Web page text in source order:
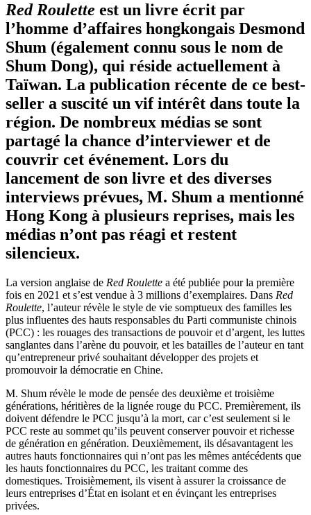
Red Roulette est un livre écrit par
l’homme d’affaires hongkongais Desmond
Shum (également connu sous le nom de
Shum Dong), qui réside actuellement à
Taïwan. La publication récente de ce best-
seller a suscité un vif intérêt dans toute la
région. De nombreux médias se sont
partagé la chance d’interviewer et de
couvrir cet événement. Lors du
lancement de son livre et des diverses
interviews prévues, M. Shum a mentionné
Hong Kong à plusieurs reprises, mais les
médias n’ont pas réagi et restent
silencieux.
La version anglaise de Red Roulette a été publiée pour la première
fois en 2021 et s’est vendue à 3 millions d’exemplaires. Dans Red
Roulette, l’auteur révèle le style de vie somptueux des familles les
plus influentes des hauts responsables du Parti communiste chinois
(PCC) : les rouages des transactions de pouvoir et d’argent, les luttes
sanglantes dans l’arène du pouvoir, et les batailles de l’auteur en tant
qu’entrepreneur privé souhaitant développer des projets et
promouvoir la démocratie en Chine.
M. Shum révèle le mode de pensée des deuxième et troisième
générations, héritières de la lignée rouge du PCC. Premièrement, ils
doivent défendre le PCC jusqu’à la mort, car c’est seulement si le
PCC reste au sommet qu’ils peuvent conserver pouvoir et richesse
de génération en génération. Deuxièmement, ils désavantagent les
autres hauts fonctionnaires qui n’ont pas les mêmes antécédents que
les hauts fonctionnaires du PCC, les traitant comme des
domestiques. Troisièmement, ils visent à assurer la croissance de
leurs entreprises d’État en isolant et en évinçant les entreprises
privées.